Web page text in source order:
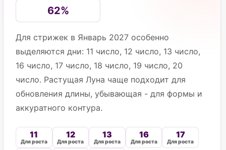
62%
Для стрижек в Январь 2027 особенно
выделяются дни: 11 число, 12 число, 13 число,
16 число, 17 число, 18 число, 19 число, 20
число. Растущая Луна чаще подходит для
обновления длины, убывающая - для формы и
аккуратного контура.
11
Для роста
12
Для роста
13
Для роста
16
Для роста
17
Для роста